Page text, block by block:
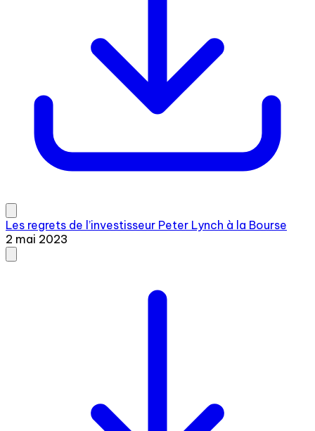
Les regrets de l’investisseur Peter Lynch à la Bourse
2 mai 2023